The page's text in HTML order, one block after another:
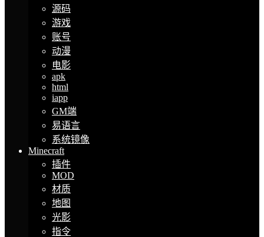
源码
游戏
账号
动漫
电影
apk
html
iapp
GM端
易语言
系统镜像
Minecraft
插件
MOD
材质
地图
光影
指令